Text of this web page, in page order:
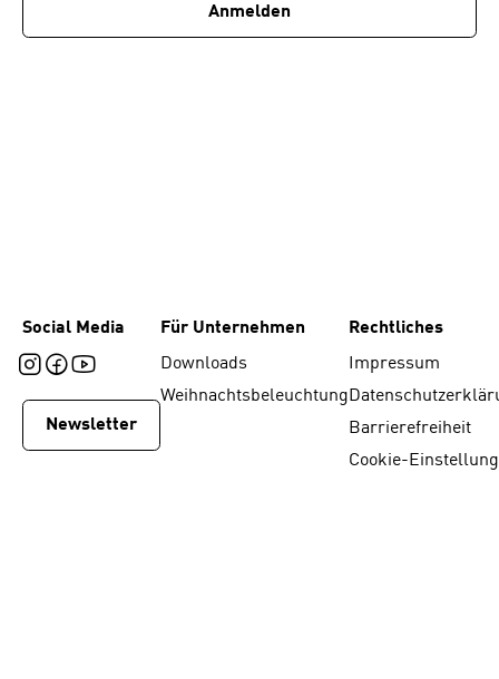
Anmelden
Social Media
Newsletter
Für Unternehmen
Downloads
Weihnachtsbeleuchtung
Rechtliches
Impressum
Barrierefreiheit
Cookie-